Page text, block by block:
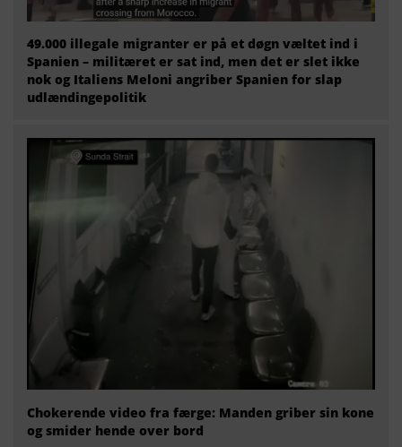
49.000 illegale migranter er på et døgn væltet ind i
Spanien – militæret er sat ind, men det er slet ikke
nok og Italiens Meloni angriber Spanien for slap
udlændingepolitik
Chokerende video fra færge: Manden griber sin kone
og smider hende over bord